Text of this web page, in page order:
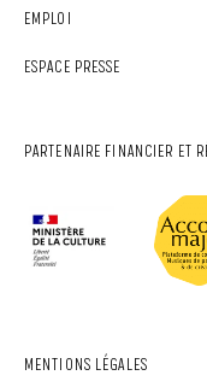
EMPLOI
ESPACE PRESSE
PARTENAIRE FINANCIER ET
MENTIONS LÉGALES